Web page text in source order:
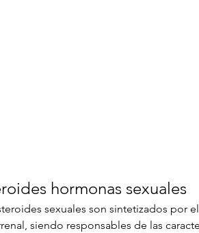
hormonas sexuales
sexuales son sintetizados por
siendo responsables de las